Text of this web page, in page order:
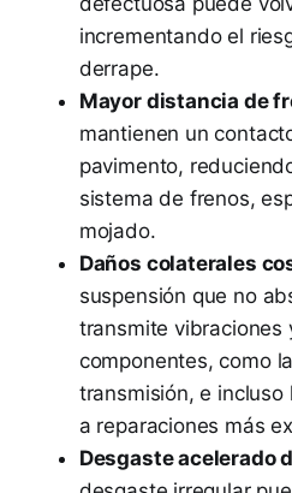
incrementando el
derrape.
Mayor distancia de
mantienen un
pavimento,
sistema de frenos,
mojado.
Daños colaterales
suspensión que no
transmite vibraciones
componentes, como
transmisión, e
a reparaciones más
Desgaste acelerado